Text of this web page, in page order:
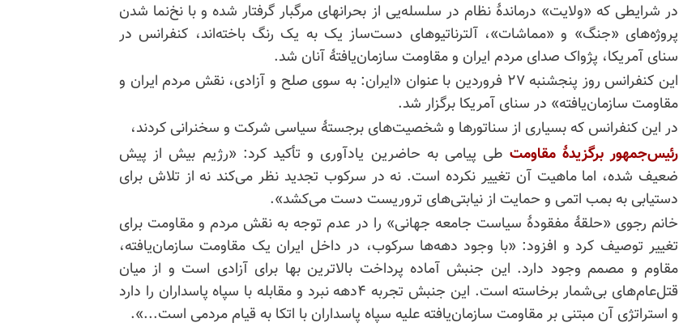
در شرایطی که «ولایت» درماندهٔ نظام در سلسله‌یی از بحرانهای مرگبار گرفتار شده و با نخ‌نما شدن
پروژه‌های «جنگ» و «مماشات»، آلترناتیو‌های دست‌ساز یک به یک رنگ باخته‌اند، کنفرانس در
سنای آمریکا، پژواک صدای مردم ایران و مقاومت سازمان‌یافتهٔ آنان شد.
این کنفرانس روز پنجشنبه ۲۷ فروردین با عنوان «ایران: به سوی صلح و آزادی، نقش مردم ایران و
مقاومت سازمان‌یافته» در سنای آمریکا برگزار شد.
در این کنفرانس که بسیاری از سناتورها و شخصیت‌های برجستهٔ سیاسی شرکت و سخنرانی کردند،
رئیس‌جمهور برگزیدهٔ مقاومت طی پیامی به حاضرین یادآوری و تأکید کرد: «رژیم بیش از پیش
ضعیف شده، اما ماهیت آن تغییر نکرده است. نه در سرکوب تجدید نظر می‌کند نه از تلاش برای
دستیابی به بمب اتمی و حمایت از نیابتی‌های تروریست دست می‌کشد».
خانم رجوی «حلقهٔ مفقودهٔ سیاست جامعه جهانی» را در عدم توجه به نقش مردم و مقاومت برای
تغییر توصیف کرد و افزود: «با وجود دهه‌ها سرکوب، در داخل ایران یک مقاومت سازمان‌یافته،
مقاوم و مصمم وجود دارد. این جنبش آماده پرداخت بالاترین بها برای آزادی است و از میان
قتل‌عام‌های بی‌شمار برخاسته است. این جنبش تجربه ۴دهه نبرد و مقابله با سپاه پاسداران را دارد
و استراتژی آن مبتنی بر مقاومت سازمان‌یافته علیه سپاه پاسداران با اتکا به قیام مردمی است...».